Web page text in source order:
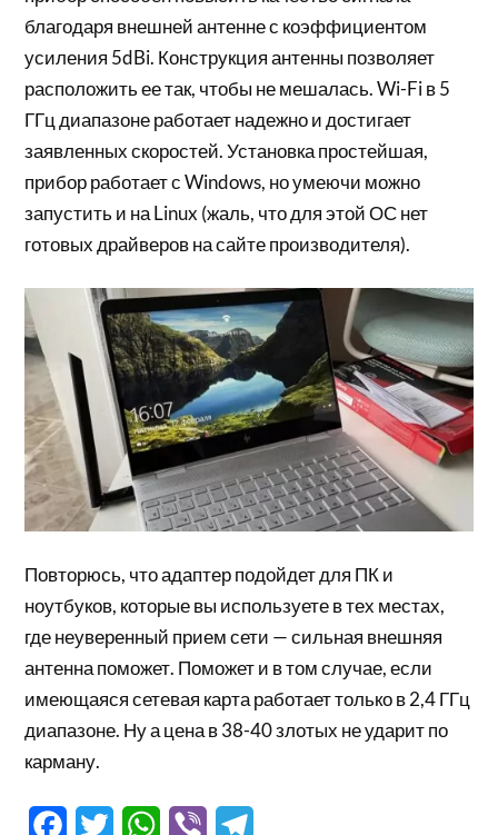
благодаря внешней антенне с коэффициентом
усиления 5dBi. Конструкция антенны позволяет
расположить ее так, чтобы не мешалась. Wi-Fi в 5
ГГц диапазоне работает надежно и достигает
заявленных скоростей. Установка простейшая,
прибор работает с Windows, но умеючи можно
запустить и на Linux (жаль, что для этой ОС нет
готовых драйверов на сайте производителя).
Повторюсь, что адаптер подойдет для ПК и
ноутбуков, которые вы используете в тех местах,
где неуверенный прием сети — сильная внешняя
антенна поможет. Поможет и в том случае, если
имеющаяся сетевая карта работает только в 2,4 ГГц
диапазоне. Ну а цена в 38-40 злотых не ударит по
карману.
FacebookTwitter WhatsApp
Viber